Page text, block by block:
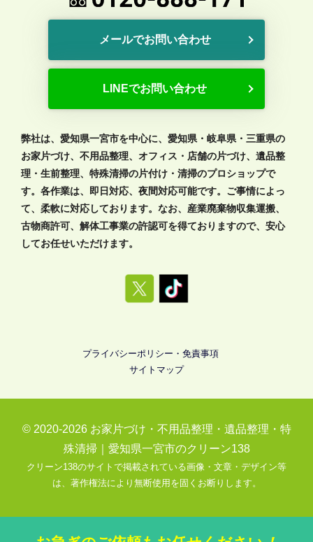
メールでお問い合わせ
LINEでお問い合わせ
弊社は、愛知県一宮市を中心に、愛知県・岐阜県・三重県の
お家片づけ、不用品整理、オフィス・店舗の片づけ、遺品整
理・生前整理、特殊清掃の片付け・清掃のプロショップで
す。各作業は、即日対応、夜間対応可能です。ご事情によっ
て、柔軟に対応しております。なお、産業廃棄物収集運搬、
古物商許可、解体工事業の許認可を得ておりますので、安心
してお任せいただけます。
プライバシーポリシー・免責事項
サイトマップ
© 2020-2026 お家片づけ・不用品整理・遺品整理・特
殊清掃｜愛知県一宮市のクリーン138
クリーン138のサイトで掲載されている画像・文章・デザイン等
は、著作権法により無断使用を固くお断りします。